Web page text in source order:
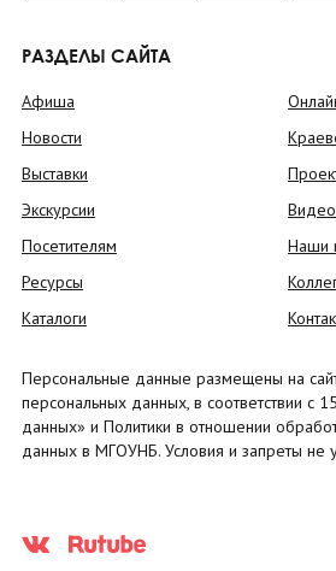
РАЗДЕЛЫ САЙТА
Афиша
Новости
Выставки
Экскурсии
Посетителям
Ресурсы
Каталоги
Видео
Наши
Персональные данные размещены на
персональных данных, в соответствии с
данных» и Политики в отношении
данных в МГОУНБ. Условия и запреты не